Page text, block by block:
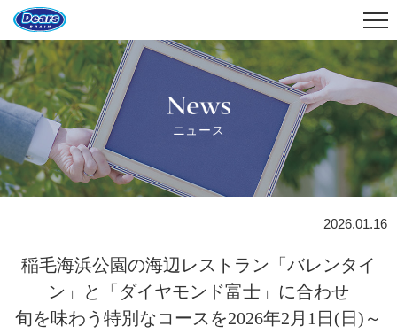
News
ニュース
2026.01.16
稲毛海浜公園の海辺レストラン「バレンタイ
ン」と「ダイヤモンド富士」に合わせ
旬を味わう特別なコースを2026年2月1日(日)～